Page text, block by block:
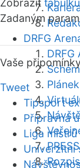
DRFG
DRFG
Zobrazit tabulku
Zadaným
Vaše
Tweet
Tipsport
Přípravná
Liga mistrů
Univerzitní